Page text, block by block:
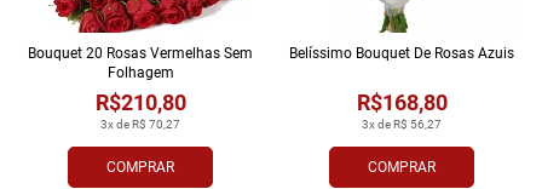
COMPRAR
3x de R$ 70,27
R$210,80
Bouquet 20 Rosas Vermelhas Sem
Folhagem
COMPRAR
3x de R$ 56,27
R$168,80
Belíssimo Bouquet De Rosas Azuis